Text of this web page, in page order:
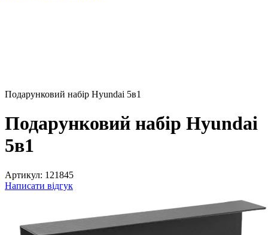
Подарунковий набір Hyundai 5в1
Подарунковий набір Hyundai
5в1
Артикул: 121845
Написати відгук